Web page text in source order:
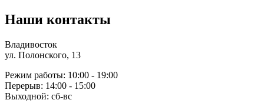
Наши контакты
Владивосток
ул. Полонского, 13
Режим работы: 10:00 - 19:00
Перерыв: 14:00 - 15:00
Выходной: сб-вс